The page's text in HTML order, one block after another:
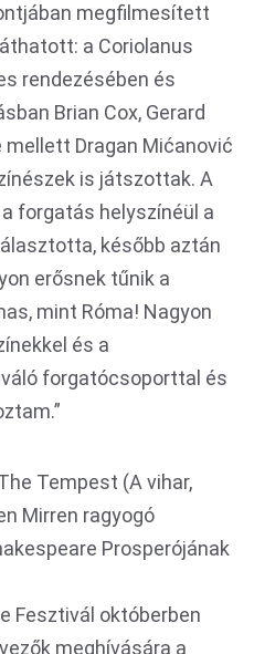
megfilmesített
a Coriolanus
rendezésében és
Brian Cox, Gerard
mellett Dragan Mićanović
is játszottak. A
forgatás helyszínéül a
később aztán
erősnek tűnik a
mint Róma! Nagyon
és a
forgatócsoporttal és
Tempest (A vihar,
Mirren ragyogó
Prosperójának
Fesztivál októberben
meghívására a